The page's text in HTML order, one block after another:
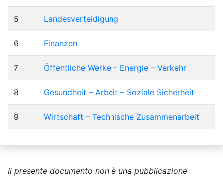
5 Landesverteidigung
6 Finanzen
7 Öffentliche Werke – Energie – Verkehr
8 Gesundheit – Arbeit – Soziale Sicherheit
9 Wirtschaft – Technische Zusammenarbeit
Il presente documento non è una pubblicazione